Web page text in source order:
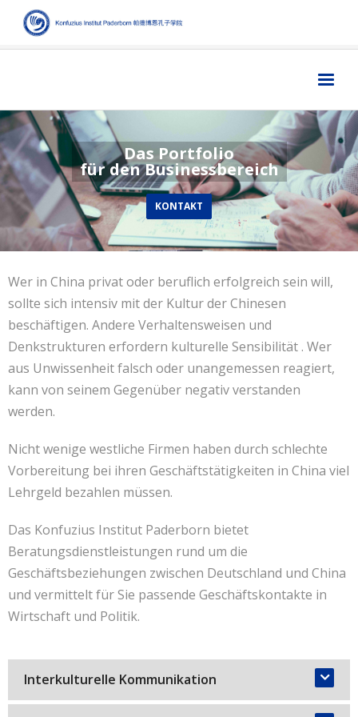
Home主页
Institut 学院
Aktuelles 新闻
Sprache 语言
Kultur文化
Digitales数字媒体
Business商业
Links链接
Kontakt联系我们
Das Portfolio
für den Businessbereich
KONTAKT
Wer in China privat oder beruflich erfolgreich sein will,
sollte sich intensiv mit der Kultur der Chinesen
beschäftigen. Andere Verhaltensweisen und
Denkstrukturen erfordern kulturelle Sensibilität . Wer
aus Unwissenheit falsch oder unangemessen reagiert,
kann von seinem Gegenüber negativ verstanden
werden.
Nicht wenige westliche Firmen haben durch schlechte
Vorbereitung bei ihren Geschäftstätigkeiten in China viel
Lehrgeld bezahlen müssen.
Das Konfuzius Institut Paderborn bietet
Beratungsdienstleistungen rund um die
Geschäftsbeziehungen zwischen Deutschland und China
und vermittelt für Sie passende Geschäftskontakte in
Wirtschaft und Politik.
Interkulturelle Kommunikation